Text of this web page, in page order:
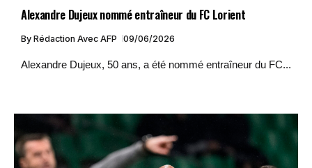
Alexandre Dujeux nommé entraîneur du FC Lorient
By Rédaction Avec AFP 09/06/2026
Alexandre Dujeux, 50 ans, a été nommé entraîneur du FC...